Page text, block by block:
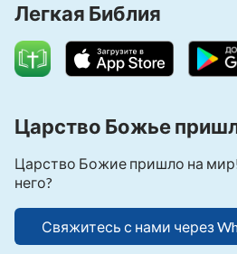
Легкая Библия
Царство Божье
Царство Божие пришло на
него?
Свяжитесь с нами через